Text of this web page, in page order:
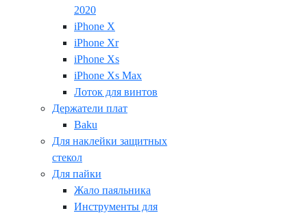
2020
iPhone X
iPhone Xr
iPhone Xs
iPhone Xs Max
Лоток для винтов
Держатели плат
Baku
Для наклейки защитных
стекол
Для пайки
Жало паяльника
Инструменты для